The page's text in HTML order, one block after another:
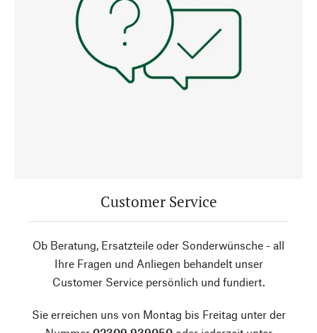
Customer Service
Ob Beratung, Ersatzteile oder Sonderwünsche - all
Ihre Fragen und Anliegen behandelt unser
Customer Service persönlich und fundiert.
Sie erreichen uns von Montag bis Freitag unter der